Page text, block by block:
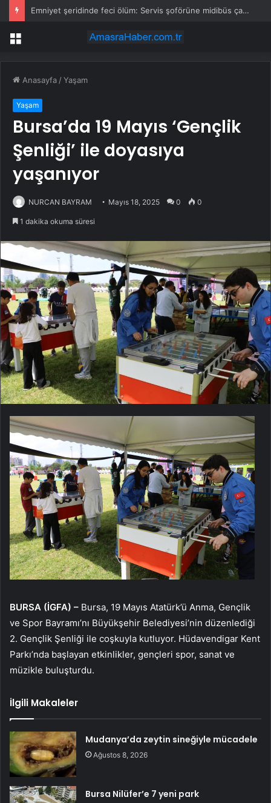
Emniyet şeridinde feci ölüm: Servis şoförüne midibüs çarptı
Menü
Anasayfa /Yaşam
Yaşam
Bursa’da 19 Mayıs ‘Gençlik
Şenliği’ ile doyasıya
yaşanıyor
NURCAN BAYRAM Mayıs 18, 2025 0 0
1 dakika okuma süresi
BURSA (İGFA) – Bursa, 19 Mayıs Atatürk’ü Anma, Gençlik
ve Spor Bayramı’nı Büyükşehir Belediyesi’nin düzenlediği
2. Gençlik Şenliği ile coşkuyla kutluyor. Hüdavendigar Kent
Parkı’nda başlayan etkinlikler, gençleri spor, sanat ve
müzikle buluşturdu.
İlgili Makaleler
Mudanya’da zeytin sineğiyle mücadele
Ağustos 8, 2026
Bursa Nilüfer’e 7 yeni park